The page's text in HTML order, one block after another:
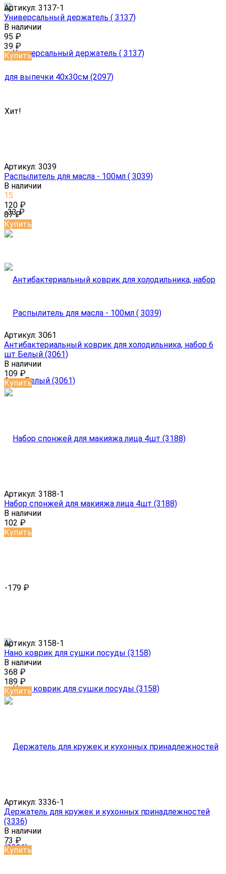
Артикул: 3137-1
Универсальный держатель ( 3137)
В наличии
95 ₽
39 ₽
Купить
Хит!
-33₽
Артикул: 3039
​Распылитель для масла - 100мл ( 3039)
В наличии
15
120 ₽
87₽
Купить
Артикул: 3061
Антибактериальный коврик для холодильника, набор 6
шт Белый (3061)
В наличии
109 ₽
Купить
Артикул: 3188-1
Набор спонжей для макияжа лица 4шт (3188)
В наличии
102 ₽
Купить
-179 ₽
Артикул: 3158-1
Нано коврик для сушки посуды (3158)
В наличии
368 ₽
189 ₽
Купить
Артикул: 3336-1
Держатель для кружек и кухонных принадлежностей
(3336)
В наличии
73 ₽
Купить